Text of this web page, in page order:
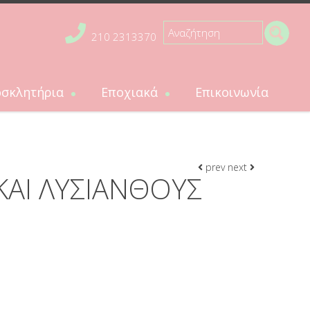
210 2313370
Εποχιακά
Εποχιακά
Επικοινωνία
ΛΥΣΙΑΝΘΟΥΣ
prev next